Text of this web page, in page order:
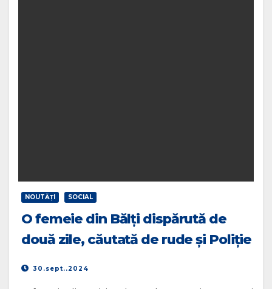
NOUTĂŢI SOCIAL
O femeie din Bălți dispărută de
două zile, căutată de rude și Poliție
30.sept..2024